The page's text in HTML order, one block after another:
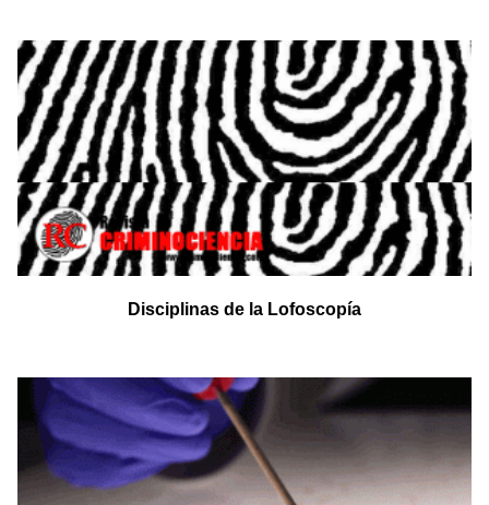
Disciplinas de la Lofoscopía